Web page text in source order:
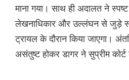
माना गया। साथ ही अदालत ने
लेखनाधिकार और उल्लंघन से जुड़े
ट्रायल के दौरान किया जाएगा।
असंतुष्ट होकर डागर ने सुप्रीम